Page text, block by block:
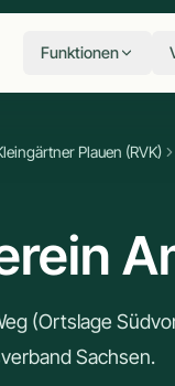
Funktionen
Plauen (RVK)
(Ortslage
Sachsen.